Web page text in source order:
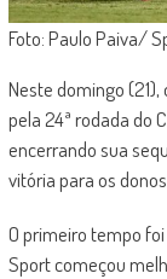
Foto: Paulo Paiva/
Neste domingo
pela 24ª rodada do
encerrando sua
vitória para os
O primeiro tempo
Sport começou